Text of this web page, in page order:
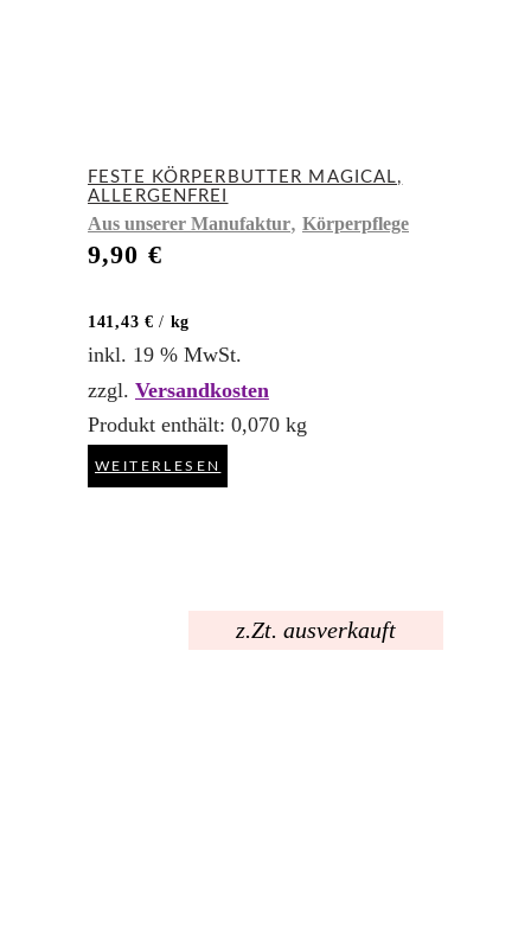
FESTE KÖRPERBUTTER MAGICAL,
ALLERGENFREI
Aus unserer Manufaktur, Körperpflege
9,90 €
141,43 € / kg
inkl. 19 % MwSt.
zzgl. Versandkosten
Produkt enthält: 0,070 kg
WEITERLESEN
z.Zt. ausverkauft